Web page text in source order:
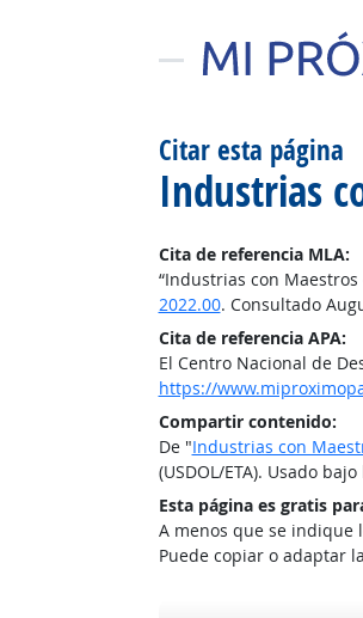
Citar esta página
Industrias
Cita de referencia MLA:
“Industrias con
2022.00. Consultado
Cita de referencia APA:
El Centro Nacional de
https://
Compartir contenido:
De "Industrias con
(USDOL/ETA). Usado
Esta página es gratis
A menos que se indique
Puede copiar o adaptar